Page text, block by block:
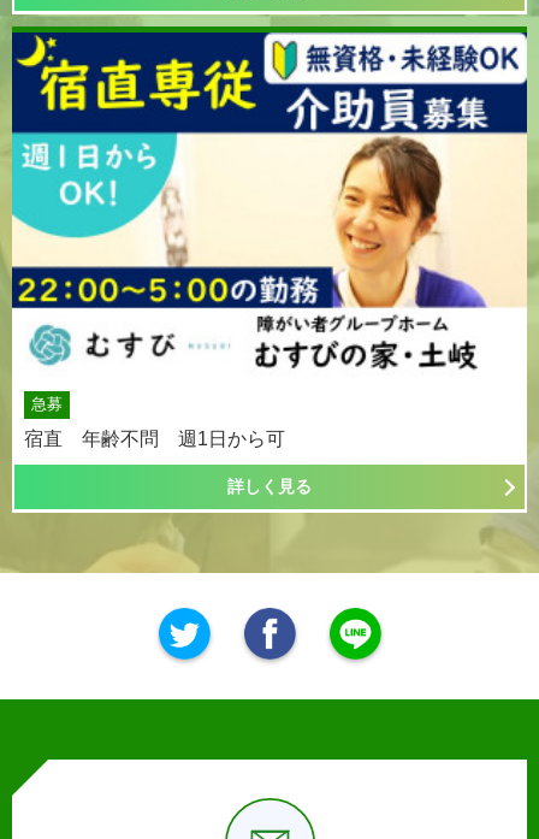
急募
宿直 年齢不問 週1日から可
詳しく見る